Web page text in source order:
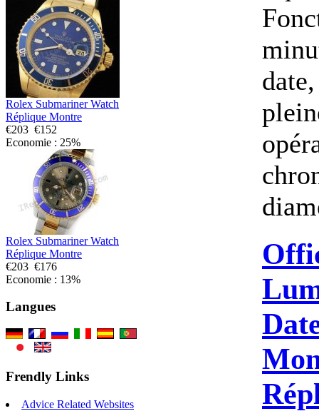
Rolex Submariner Watch
Réplique Montre
€203 €152
Economie : 25%
Rolex Submariner Watch
Réplique Montre
€203 €176
Economie : 13%
Langues
Frendly Links
Advice Related Websites